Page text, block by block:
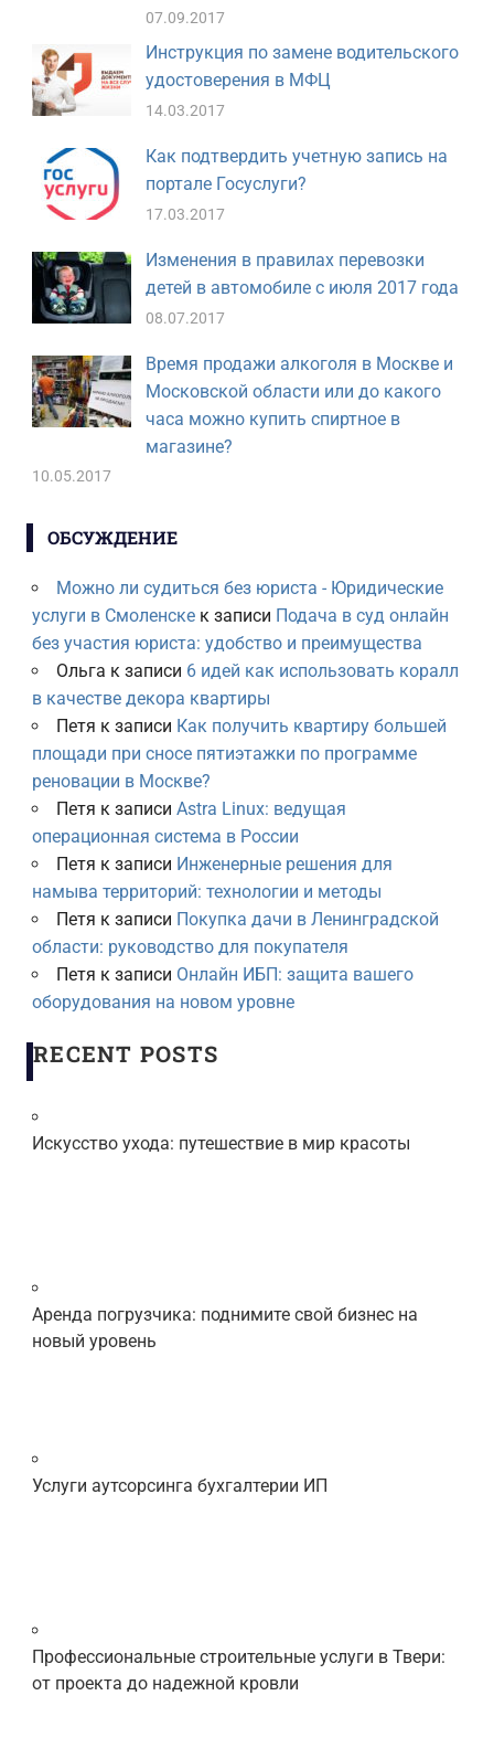
07.09.2017
Инструкция по замене водительского
удостоверения в МФЦ
14.03.2017
Как подтвердить учетную запись на
портале Госуслуги?
17.03.2017
Изменения в правилах перевозки
детей в автомобиле с июля 2017 года
08.07.2017
Время продажи алкоголя в Москве и
Московской области или до какого
часа можно купить спиртное в
магазине?
10.05.2017
ОБСУЖДЕНИЕ
Можно ли судиться без юриста - Юридические
услуги в Смоленскек записи Подача в суд онлайн
без участия юриста: удобство и преимущества
Ольга к записи 6 идей как использовать коралл
в качестве декора квартиры
Петя к записи Как получить квартиру большей
площади при сносе пятиэтажки по программе
реновации в Москве?
Петя к записи Astra Linux: ведущая
операционная система в России
Петя к записи Инженерные решения для
намыва территорий: технологии и методы
Петя к записи Покупка дачи в Ленинградской
области: руководство для покупателя
Петя к записи Онлайн ИБП: защита вашего
оборудования на новом уровне
RECENT POSTS
Искусство ухода: путешествие в мир красоты
Аренда погрузчика: поднимите свой бизнес на
новый уровень
Услуги аутсорсинга бухгалтерии ИП
Профессиональные строительные услуги в Твери:
от проекта до надежной кровли